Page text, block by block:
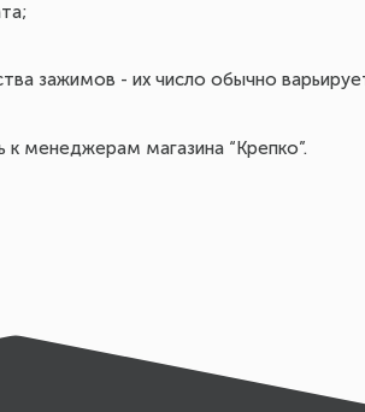
зажимов - их число обычно
менеджерам магазина “Крепко”.